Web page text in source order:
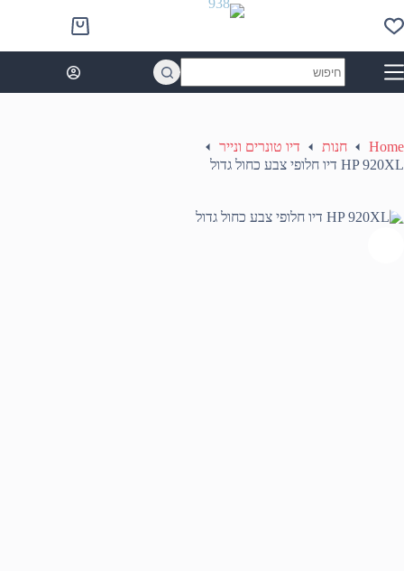
to
content
Shopping
cart
results
Home חנות
דיו טונרים ונייר
HP 920XL דיו חלופי צבע כחול גדול